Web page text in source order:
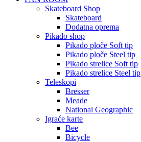
Skateboard Shop
Skateboard
Dodatna oprema
Pikado shop
Pikado ploče Soft tip
Pikado ploče Steel tip
Pikado strelice Soft tip
Pikado strelice Steel tip
Teleskopi
Bresser
Meade
National Geographic
Igraće karte
Bee
Bicycle